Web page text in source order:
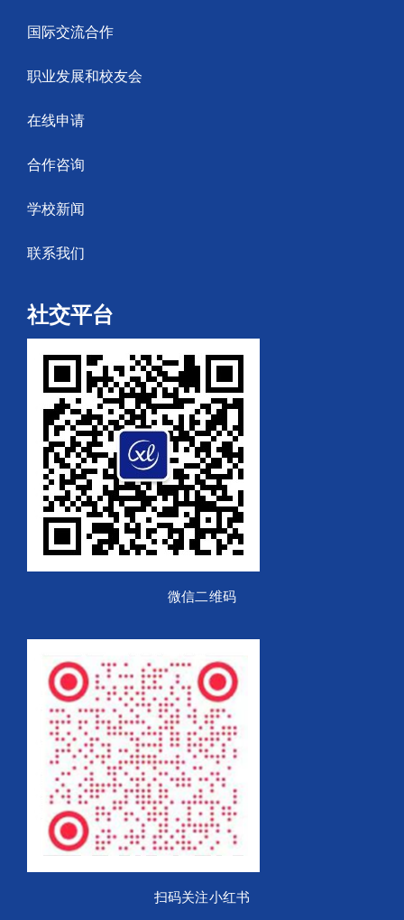
国际交流合作
职业发展和校友会
在线申请
合作咨询
学校新闻
联系我们
社交平台
微信二维码
扫码关注小红书